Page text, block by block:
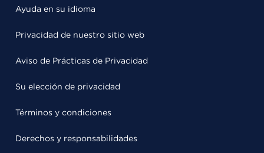
Ayuda en su idioma
Privacidad de nuestro sitio web
Aviso de Prácticas de Privacidad
Su elección de privacidad
Términos y condiciones
Derechos y responsabilidades